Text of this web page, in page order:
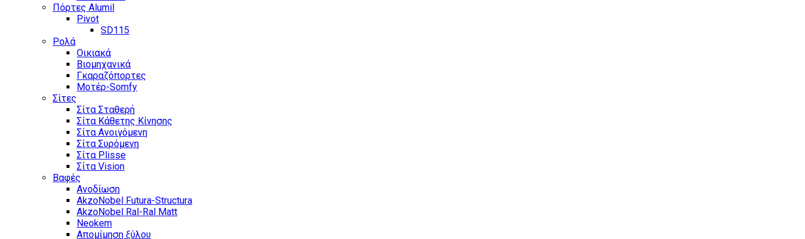
Πόρτες Alumil
Pivot
SD115
Ρολά
Οικιακά
Βιομηχανικά
Γκαραζόπορτες
Μοτέρ-Somfy
Σίτες
Σίτα Σταθερή
Σίτα Κάθετης Κίνησης
Σίτα Ανοιγόμενη
Σίτα Συρόμενη
Σίτα Plisse
Σίτα Vision
Βαφές
Ανοδίωση
AkzoNobel Futura-Structura
AkzoNobel Ral-Ral Matt
Neokem
Απομίμηση ξύλου